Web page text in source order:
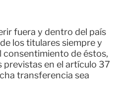
fuera y dentro del país
los titulares siempre y
consentimiento de éstos,
previstas en el artículo 37
transferencia sea